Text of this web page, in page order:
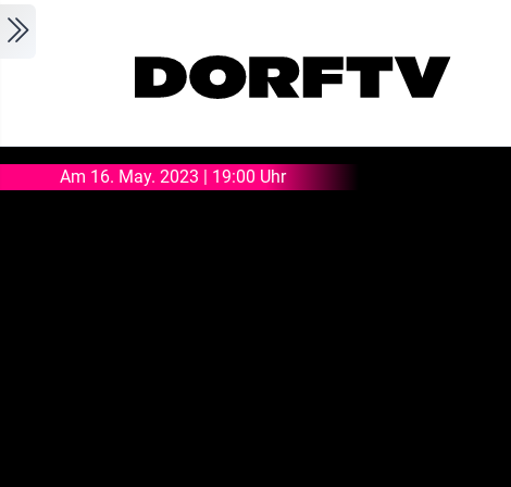
Am 16. May. 2023 | 19:00 Uhr